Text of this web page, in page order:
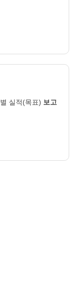
별 실적(목표) 보고